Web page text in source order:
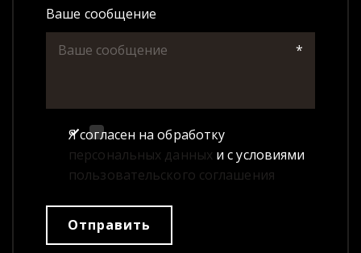
Ваше сообщение
*
Я согласен на обработку
персональных данных и с условиями
пользовательского соглашения
Отправить